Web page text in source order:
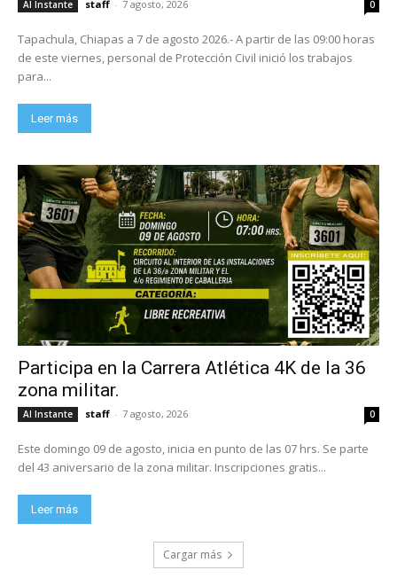
Al Instante staff - 7 agosto, 2026 0
Tapachula, Chiapas a 7 de agosto 2026.- A partir de las 09:00 horas
de este viernes, personal de Protección Civil inició los trabajos
para...
Leer más
Participa en la Carrera Atlética 4K de la 36
zona militar.
Al Instante staff - 7 agosto, 2026 0
Este domingo 09 de agosto, inicia en punto de las 07 hrs. Se parte
del 43 aniversario de la zona militar. Inscripciones gratis...
Leer más
Cargar más